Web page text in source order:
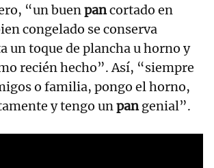
“un buenpancortado en
congelado se conserva
un toque de plancha u horno y
recién hecho”. Así, “siempre
o familia, pongo el horno,
y tengo unpangenial”.